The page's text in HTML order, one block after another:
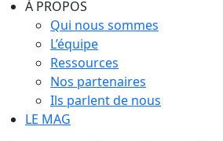
À PROPOS
Qui nous sommes
L’équipe
Ressources
Nos partenaires
Ils parlent de nous
LE MAG